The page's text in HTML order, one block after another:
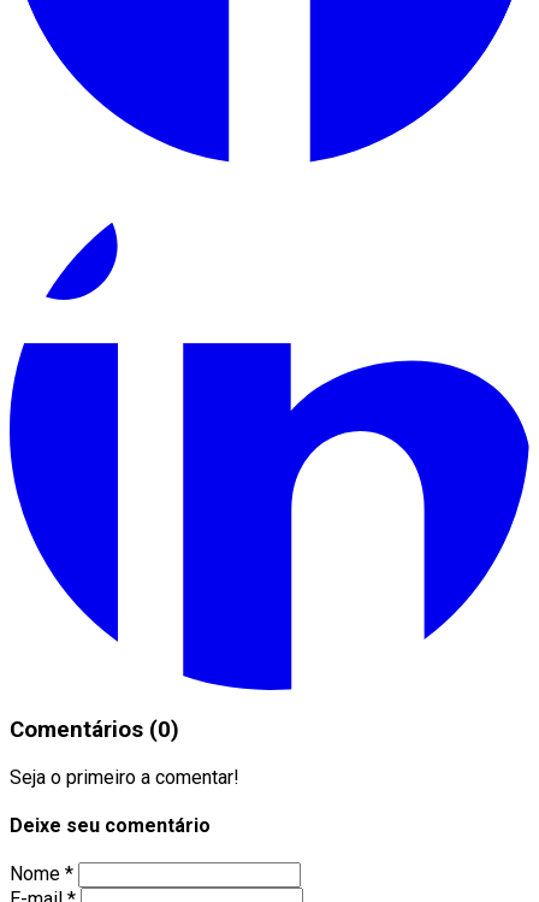
Comentários (0)
Seja o primeiro a comentar!
Deixe seu comentário
Nome *